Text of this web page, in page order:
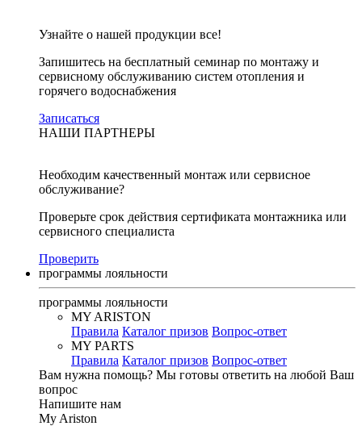
Узнайте о нашей продукции все!
Запишитесь на бесплатный семинар по монтажу и
сервисному обслуживанию систем отопления и
горячего водоснабжения
Записаться
НАШИ ПАРТНЕРЫ
Необходим качественный монтаж или сервисное
обслуживание?
Проверьте срок действия сертификата монтажника или
сервисного специалиста
Проверить
программы лояльности
программы лояльности
MY ARISTON
Правила Каталог призов Вопрос-ответ
MY PARTS
Правила Каталог призов Вопрос-ответ
Вам нужна помощь? Мы готовы ответить на любой Ваш
вопрос
Напишите нам
My Ariston